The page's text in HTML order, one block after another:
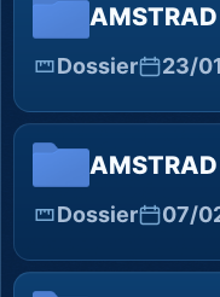
AMSTRAD
Dossier 23/
AMSTRAD
Dossier 07/